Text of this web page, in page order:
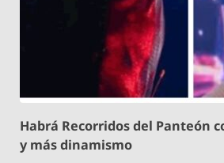
Habrá Recorridos del Panteón
y más dinamismo